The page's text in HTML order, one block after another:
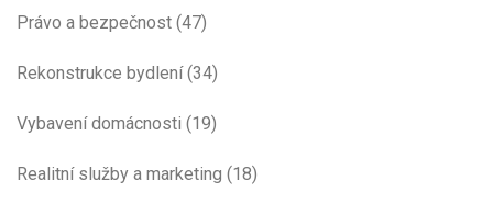
Právo a bezpečnost (47)
Rekonstrukce bydlení(34)
Vybavení domácnosti (19)
Realitní služby a marketing (18)